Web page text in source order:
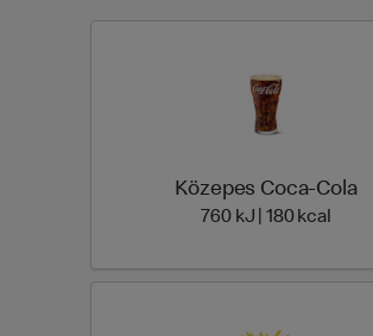
Közepes Coca-Cola
760 kJ | 180 kcal